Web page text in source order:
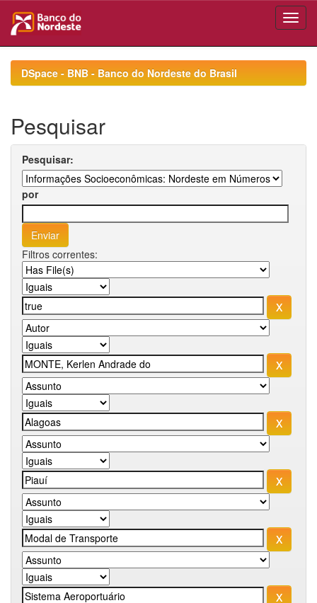
navigationDSpace - BNB - Banco do Nordeste do Brasil
Pesquisar
Pesquisar:
por
Filtros correntes: